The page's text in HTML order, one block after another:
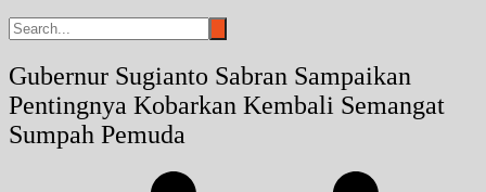
Gubernur Sugianto Sabran Sampaikan
Pentingnya Kobarkan Kembali Semangat
Sumpah Pemuda